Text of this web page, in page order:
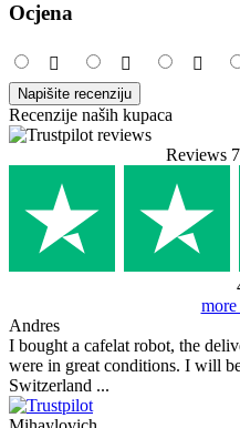
Ocjena
Napišite recenziju
Recenzije naših kupaca
Reviews
Andres
I bought a cafelat robot, the
were in great conditions. I will
Switzerland ...